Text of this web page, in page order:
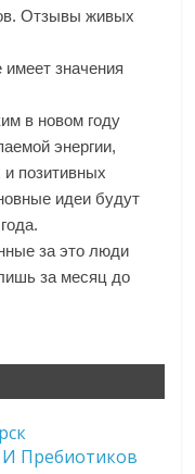
Отзывы живых
имеет значения
в новом году
энергии,
и позитивных
идеи будут
за это люди
за месяц до
Пребиотиков